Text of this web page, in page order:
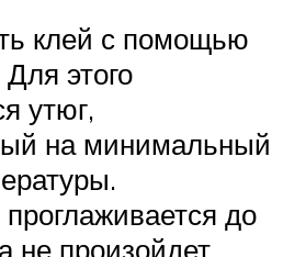
клей с помощью
этого
утюг,
на минимальный
до
не произойдет